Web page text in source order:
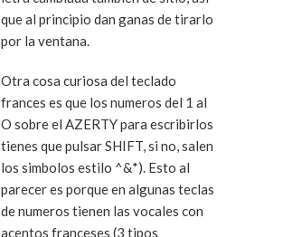
que al principio dan ganas de tirarlo
por la ventana.
Otra cosa curiosa del teclado
frances es que los numeros del 1 al
O sobre el AZERTY para escribirlos
tienes que pulsar SHIFT, si no, salen
los simbolos estilo ^&*). Esto al
parecer es porque en algunas teclas
de numeros tienen las vocales con
acentos franceses (3 tipos